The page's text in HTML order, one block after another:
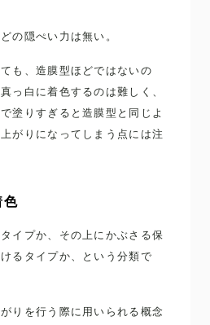
の隠ぺい力は無い。
も、造膜型ほどではないの
っ白に着色するのは難しく、
塗りすぎると造膜型と同じよ
がりになってしまう点には注
色
イプか、その上にかぶさる保
るタイプか、という分類で
りを行う際に用いられる概念